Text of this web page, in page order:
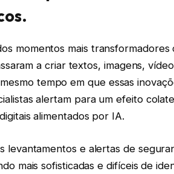
momentos mais
a criar textos, imagens,
tempo em que essas
alertam para um efeito
alimentados por IA.
levantamentos e alertas de
mais sofisticadas e difíceis de